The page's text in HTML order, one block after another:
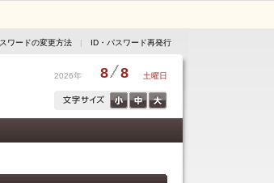
ワードの変更方法 | ID・パスワード再発行
2026年 8 8 土曜日